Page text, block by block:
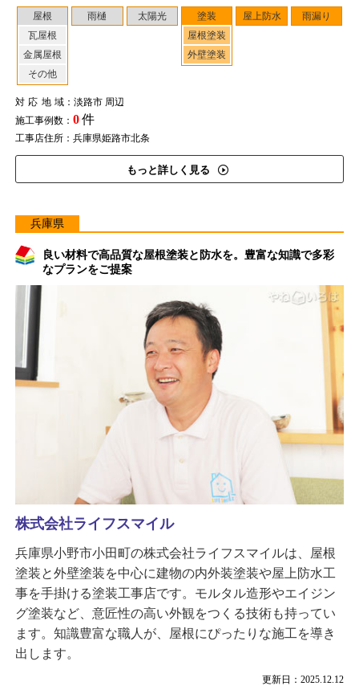
屋根
瓦屋根
金属屋根
その他
雨樋 太陽光
塗装
屋根塗装
外壁塗装
屋上防水 雨漏り
対応地域：淡路市 周辺
施工事例数： 0件
工事店住所：兵庫県姫路市北条
もっと詳しく見る
兵庫県
良い材料で高品質な屋根塗装と防水を。豊富な知識で多彩
なプランをご提案
更新日：2025.12.12
株式会社ライフスマイル
兵庫県小野市小田町の株式会社ライフスマイルは、屋根
塗装と外壁塗装を中心に建物の内外装塗装や屋上防水工
事を手掛ける塗装工事店です。モルタル造形やエイジン
グ塗装など、意匠性の高い外観をつくる技術も持ってい
ます。知識豊富な職人が、屋根にぴったりな施工を導き
出します。